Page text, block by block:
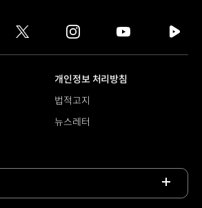
GROUP
twitter instagram
tv
개인정보 처리방침
법적고지
뉴스레터